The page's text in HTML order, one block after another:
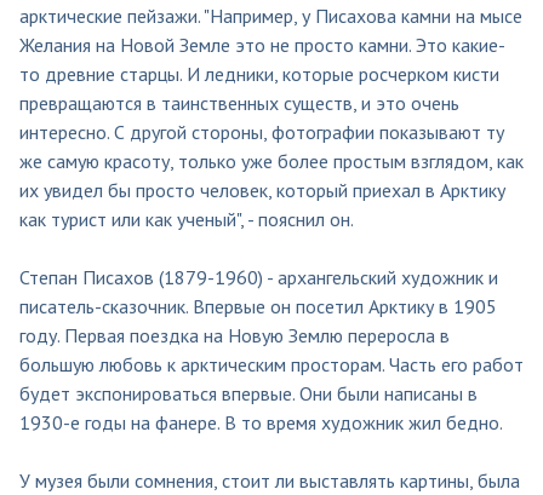
арктические пейзажи. "Например, у Писахова камни на мысе
Желания на Новой Земле это не просто камни. Это какие-
то древние старцы. И ледники, которые росчерком кисти
превращаются в таинственных существ, и это очень
интересно. С другой стороны, фотографии показывают ту
же самую красоту, только уже более простым взглядом, как
их увидел бы просто человек, который приехал в Арктику
как турист или как ученый", - пояснил он.
Степан Писахов (1879-1960) - архангельский художник и
писатель-сказочник. Впервые он посетил Арктику в 1905
году. Первая поездка на Новую Землю переросла в
большую любовь к арктическим просторам. Часть его работ
будет экспонироваться впервые. Они были написаны в
1930-е годы на фанере. В то время художник жил бедно.
У музея были сомнения, стоит ли выставлять картины, была